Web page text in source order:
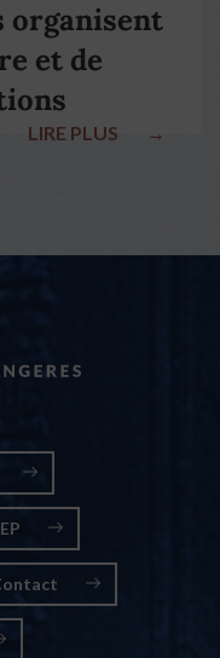
organisent
et de
LIRE PLUS →